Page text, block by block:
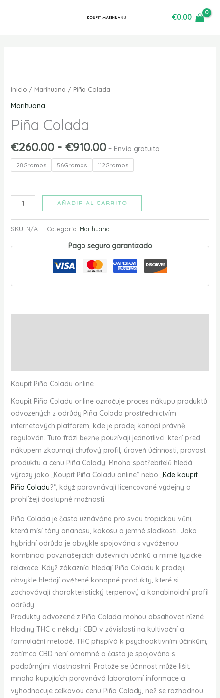
€0.00
Inicio / Marihuana / Piña Colada
Marihuana
Piña Colada
€260.00 - €910.00
precios:
+ Envío gratuito
28Gramos 56Gramos 112Gramos
cantidad
AÑADIR AL CARRITO
SKU: N/A Categoría: Marihuana
Pago seguro garantizado
Koupit Piña Coladu online
Koupit Piña Coladu online označuje proces nákupu produktů
odvozených z odrůdy Piña Colada prostřednictvím
internetových platforem, kde je prodej konopí právně
regulován. Tuto frázi běžně používají jednotlivci, kteří před
nákupem zkoumají chuťový profil, úroveň účinnosti, pravost
produktu a cenu Piña Colady. Mnoho spotřebitelů hledá
výrazy jako „Koupit Piña Coladu online“ nebo „Kde koupit
Piña Coladu?“, když porovnávají licencované výdejny a
prohlížejí dostupné možnosti.
Piña Colada je často uznávána pro svou tropickou vůni,
která mísí tóny ananasu, kokosu a jemné sladkosti. Jako
hybridní odrůda je obvykle spojována s vyváženou
kombinací povznášejících duševních účinků a mírné fyzické
relaxace. Když zákazníci hledají Piña Coladu k prodeji,
obvykle hledají ověřené konopné produkty, které si
zachovávají charakteristický terpenový a kanabinoidní profil
odrůdy.
Produkty odvozené z Piña Colada mohou obsahovat různé
hladiny THC a někdy i CBD v závislosti na kultivační a
formulační metodě. THC přispívá k psychoaktivním účinkům,
zatímco CBD není omamné a často je spojováno s
podpůrnými vlastnostmi. Protože se účinnost může lišit,
mnoho kupujících porovnává laboratorní informace a
vyhodnocuje celkovou cenu Piña Colady, než se rozhodnou